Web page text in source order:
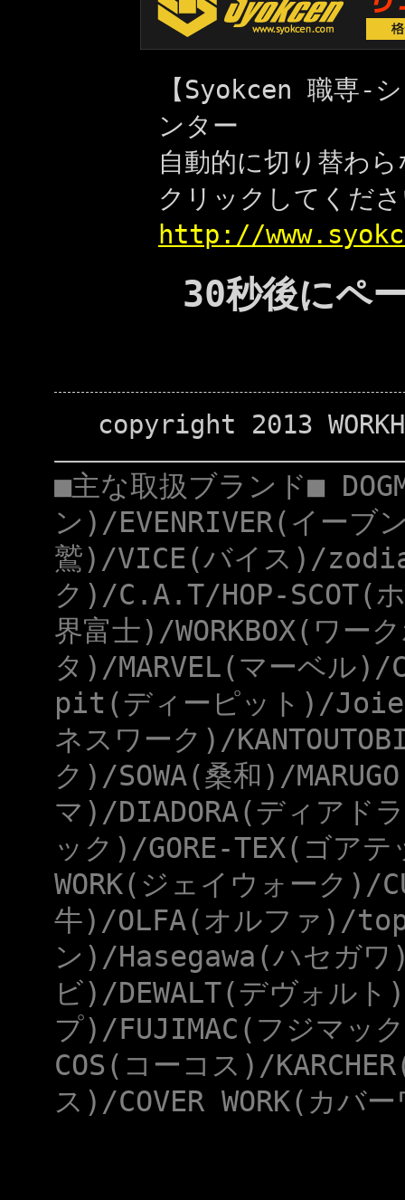
【Syokcen 職専-
ンター
自動的に切り替わ
クリックしてくだ
http://
30秒後にペ
copyright 2013
■主な取扱ブランド■
ン)/EVENRIVER(イーブ
鷲)/VICE(バイス)/
ク)/C.A.T/HOP-
界富士)/WORKBOX(ワ
タ)/MARVEL(マーベル
pit(ディーピット)/Joie(
ネスワーク)/
ク)/SOWA(桑和)/
マ)/DIADORA(ディアド
ック)/GORE-TEX(ゴア
WORK(ジェイウォーク)/
牛)/OLFA(オルファ)/
ン)/Hasegawa(ハセガ
ビ)/DEWALT(デヴォル
プ)/FUJIMAC(フジマッ
COS(コーコス)/
ス)/COVER WORK(カ